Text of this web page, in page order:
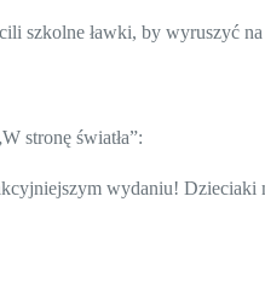
szkolne ławki, by
stronę światła”:
wydaniu! Dzieciaki